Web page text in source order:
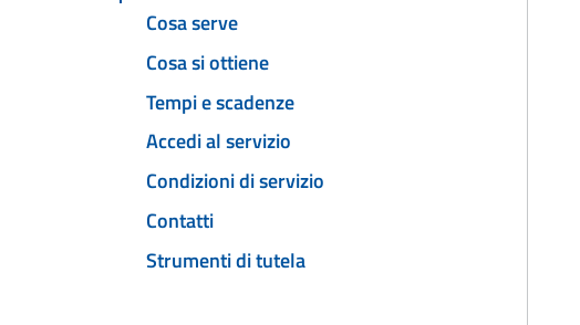
Cosa serve
Cosa si ottiene
Tempi e scadenze
Accedi al servizio
Condizioni di servizio
Contatti
Strumenti di tutela